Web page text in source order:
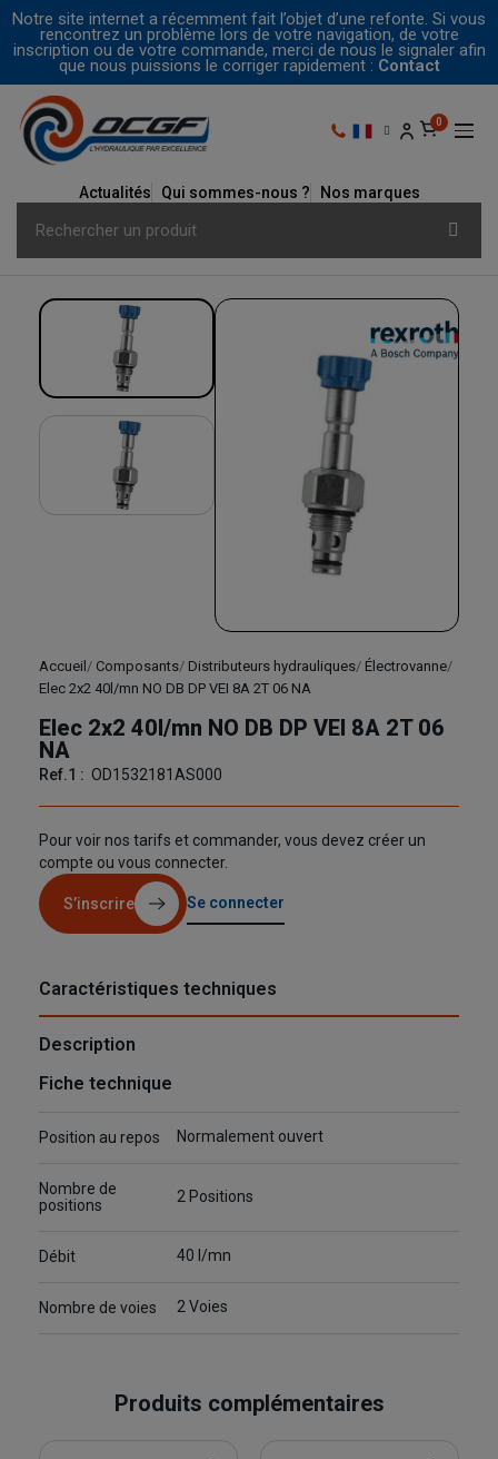
Notre site internet a récemment fait l’objet d’une refonte. Si vous
rencontrez un problème lors de votre navigation, de votre
inscription ou de votre commande, merci de nous le signaler afin
que nous puissions le corriger rapidement : Contact
Actualités Qui sommes-nous ? Nos marques
Accueil Composants Distributeurs hydrauliques Électrovanne
Elec 2x2 40l/mn NO DB DP VEI 8A 2T 06 NA
Elec 2x2 40l/mn NO DB DP VEI 8A 2T 06
NA
Ref.1 : OD1532181AS000
Pour voir nos tarifs et commander, vous devez créer un
compte ou vous connecter.
S’inscrire Se connecter
Caractéristiques techniques
Description
Fiche technique
Position au repos Normalement ouvert
Nombre de
positions
2 Positions
Débit 40 l/mn
Nombre de voies 2 Voies
Produits complémentaires